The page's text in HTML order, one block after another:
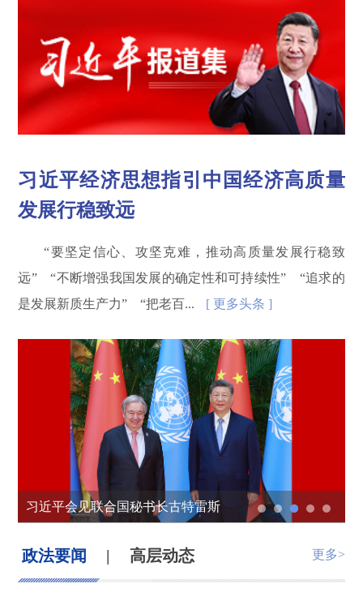
习近平经济思想指引中国经济高质量
发展行稳致远
“要坚定信心、攻坚克难，推动高质量发展行稳致
远” “不断增强我国发展的确定性和可持续性” “追求的
是发展新质生产力” “把老百...
[ 更多头条 ]
习近平会见联合国秘书长古特雷斯
一山一沙一湖，兵地警力这样守护
更多>
政法要闻 | 高层动态